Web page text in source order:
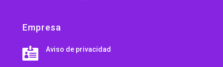
Empresa
 Aviso de privacidad